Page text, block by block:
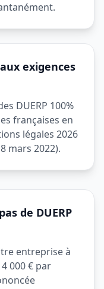
exigences
DUERP 100%
françaises en
légales 2026
mars 2022).
de DUERP
entreprise à
000 € par